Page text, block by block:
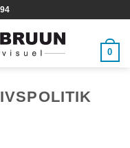
0